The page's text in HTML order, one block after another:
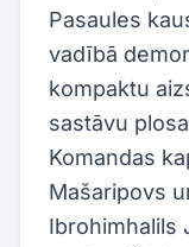
Pasaules
vadībā
kompaktu
sastāvu
Komandas
Mašaripovs
Ibrohimhalils